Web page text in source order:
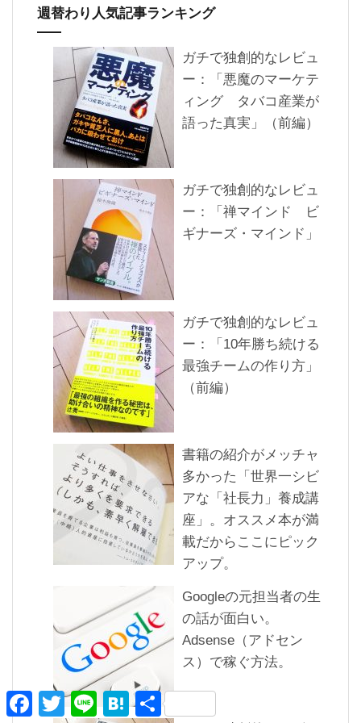
週替わり人気記事ランキング
ガチで独創的なレビュ
ー：「悪魔のマーケテ
ィング タバコ産業が
語った真実」（前編）
ガチで独創的なレビュ
ー：「禅マインド ビ
ギナーズ・マインド」
ガチで独創的なレビュ
ー：「10年勝ち続ける
最強チームの作り方」
（前編）
書籍の紹介がメッチャ
多かった「世界一シビ
アな「社長力」養成講
座」。オススメ本が満
載だからここにピック
アップ。
Googleの元担当者の生
の話が面白い。
Adsense（アドセン
ス）で稼ぐ方法。
F
T
L
H
a
共
有